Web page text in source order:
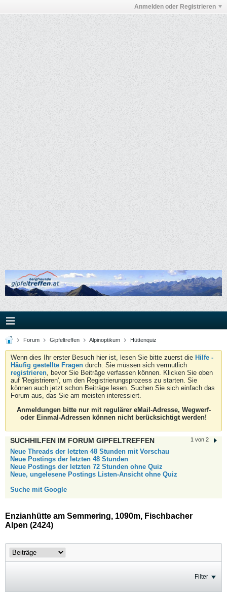
Anmelden oder Registrieren
Forum Gipfeltreffen Alpinoptikum Hüttenquiz
Wenn dies Ihr erster Besuch hier ist, lesen Sie bitte zuerst die Hilfe -
Häufig gestellte Fragen durch. Sie müssen sich vermutlich
registrieren, bevor Sie Beiträge verfassen können. Klicken Sie oben
auf 'Registrieren', um den Registrierungsprozess zu starten. Sie
können auch jetzt schon Beiträge lesen. Suchen Sie sich einfach das
Forum aus, das Sie am meisten interessiert.
Anmeldungen bitte nur mit regulärer eMail-Adresse, Wegwerf-
oder Einmal-Adressen können nicht berücksichtigt werden!
1 von 2
SUCHHILFEN IM FORUM GIPFELTREFFEN
Neue Threads der letzten 48 Stunden mit Vorschau
Neue Postings der letzten 48 Stunden
Neue Postings der letzten 72 Stunden ohne Quiz
Neue, ungelesene Postings Listen-Ansicht ohne Quiz
Suche mit Google
Enzianhütte am Semmering, 1090m, Fischbacher
Alpen (2424)
Filter